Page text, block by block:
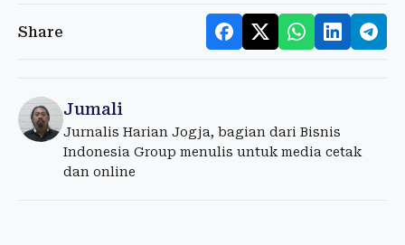
Share
Jumali
Jurnalis Harian Jogja, bagian dari Bisnis
Indonesia Group menulis untuk media cetak
dan online